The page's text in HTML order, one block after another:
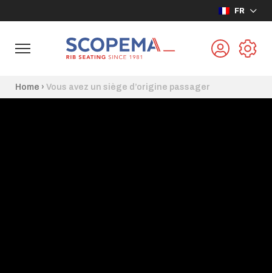
FR
Home › Vous avez un siège d’origine passager